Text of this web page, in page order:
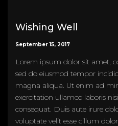
Wishing Well
September 15, 2017
Lorem ipsum dolor sit amet,
sed do eiusmod tempor
magna aliqua. Ut enim ad
exercitation ullamco laboris
consequat. Duis aute irure
voluptate velit esse cillum